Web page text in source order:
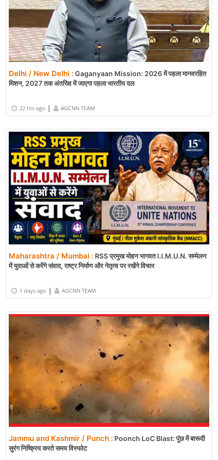
Delhi / New Delhi :Gaganyaan Mission: 2026 में पहला मानवरहित
मिशन, 2027 तक अंतरिक्ष में जाएगा पहला भारतीय दल
22 hrs ago | AGCNN TEAM
Maharashtra / Mumbai : RSS प्रमुख मोहन भागवत I.I.M.U.N. सम्मेलन
में युवाओं से करेंगे संवाद, राष्ट्र निर्माण और नेतृत्व पर रखेंगे विचार
1 days ago | AGCNN TEAM
Jammu and Kashmir / Punch : Poonch LoC Blast: पुंछ में बारूदी
सुरंग निष्क्रिय करते समय विस्फोट